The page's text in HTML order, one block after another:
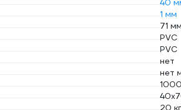
40
1 мм
71 мм
PVC
PVC
нет
нет
1000
20 кг